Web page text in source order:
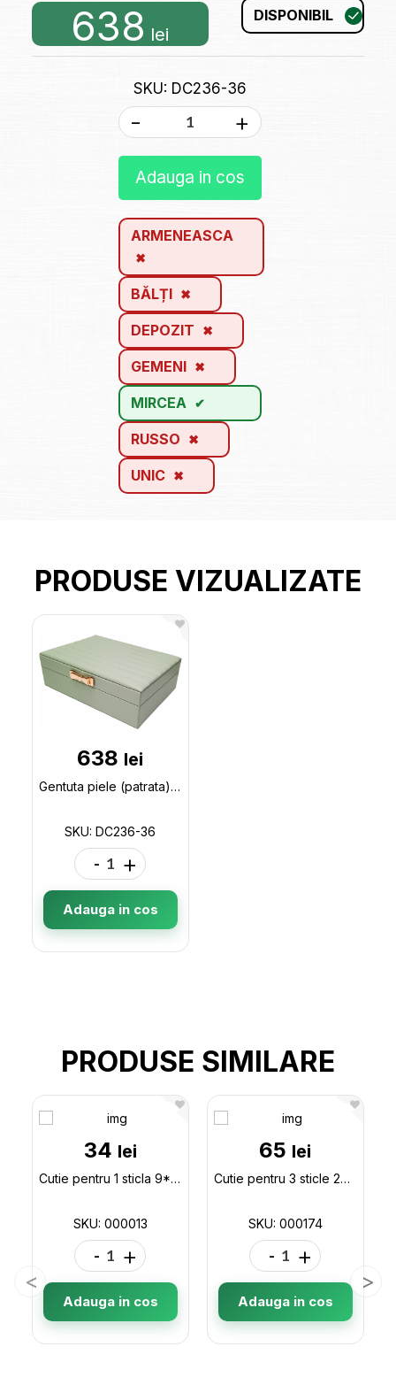
638 lei
DISPONIBIL
SKU: DC236-36
- +
Adauga in cos
ARMENEASCA
BĂLȚI
DEPOZIT
GEMENI
MIRCEA
RUSSO
UNIC
PRODUSE VIZUALIZATE
638 lei
Gentuta piele (patrata) 24x17x7.5 DC236-36
SKU: DC236-36
- +
Adauga in cos
PRODUSE SIMILARE
34 lei
Cutie pentru 1 sticla 9*9*34 Bordo 000013
SKU: 000013
- +
Adauga in cos
65 lei
Cutie pentru 3 sticle 27*9*38 bordo 000174
SKU: 000174
- +
Adauga in cos